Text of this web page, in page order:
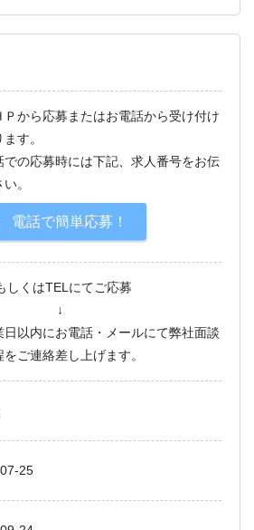
Ｐから応募またはお電話から受け付け
す。
での応募時には下記、求人番号をお伝
。
話で簡単応募！
しくはTELにてご応募
↓
日以内にお電話・メールにて弊社面談
をご連絡差し上げます。
25